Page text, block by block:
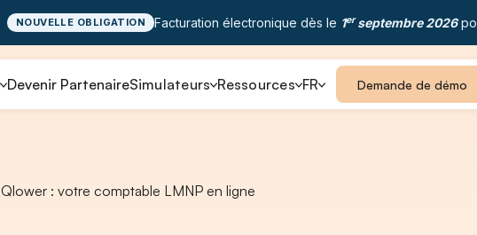
NOUVELLE OBLIGATION Facturation électronique dès le 1erseptembre 2026
Devenir PartenaireSimulateurs Ressources FR Demande de démo
Qlower : votre comptable LMNP en ligne